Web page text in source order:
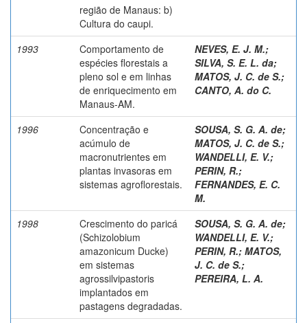
região de Manaus: b)
Cultura do caupi.
1993
Comportamento de
espécies florestais a
pleno sol e em linhas
de enriquecimento em
Manaus-AM.
NEVES, E. J. M.;
SILVA, S. E. L. da;
MATOS, J. C. de S.;
CANTO, A. do C.
1996
Concentração e
acúmulo de
macronutrientes em
plantas invasoras em
sistemas agroflorestais.
SOUSA, S. G. A. de;
MATOS, J. C. de S.;
WANDELLI, E. V.;
PERIN, R.;
FERNANDES, E. C.
M.
1998
Crescimento do paricá
(Schizolobium
amazonicum Ducke)
em sistemas
agrossilvipastoris
implantados em
pastagens degradadas.
SOUSA, S. G. A. de;
WANDELLI, E. V.;
PERIN, R.; MATOS,
J. C. de S.;
PEREIRA, L. A.